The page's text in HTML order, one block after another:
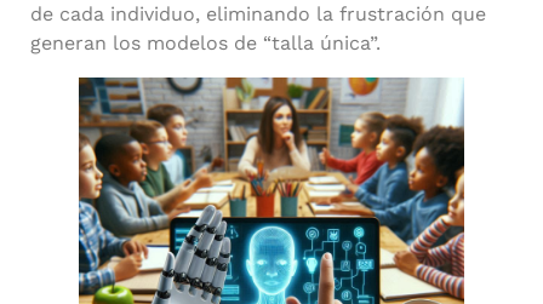
de cada individuo, eliminando la frustración que
generan los modelos de “talla única”.